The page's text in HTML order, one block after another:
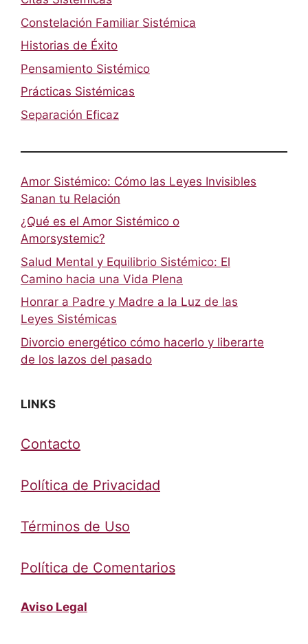
Constelación Familiar Sistémica
Historias de Éxito
Pensamiento Sistémico
Prácticas Sistémicas
Separación Eficaz
Amor Sistémico: Cómo las Leyes Invisibles
Sanan tu Relación
¿Qué es el Amor Sistémico o
Amorsystemic?
Salud Mental y Equilibrio Sistémico: El
Camino hacia una Vida Plena
Honrar a Padre y Madre a la Luz de las
Leyes Sistémicas
Divorcio energético cómo hacerlo y liberarte
de los lazos del pasado
LINKS
Contacto
Política de Privacidad
Términos de Uso
Política de Comentarios
Aviso Legal